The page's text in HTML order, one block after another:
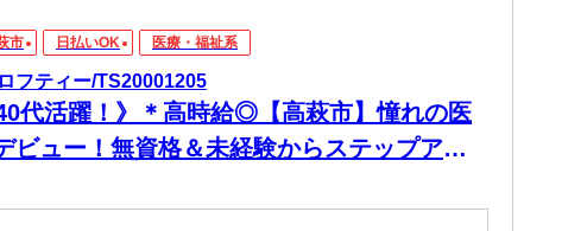
市 日払いOK 医療・福祉系
フティー/TS20001205
40代活躍！》＊高時給◎【高萩市】憧れの医
ビュー！無資格＆未経験からステップアッ